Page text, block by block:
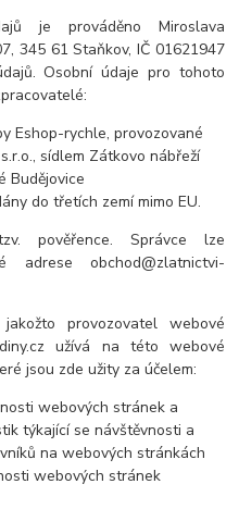
je prováděno Miroslava
345 61 Staňkov, IČ 01621947
Osobní údaje pro tohoto
Eshop-rychle, provozované
sídlem Zátkovo nábřeží
Budějovice
do třetích zemí mimo EU.
pověřence. Správce lze
adrese obchod@zlatnictvi-
provozovatel webové
užívá na této webové
jsou zde užity za účelem:
webových stránek a
týkající se návštěvnosti a
na webových stránkách
webových stránek